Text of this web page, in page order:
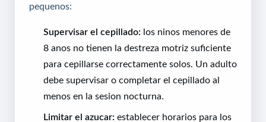
pequenos:
Supervisar el cepillado: los ninos menores de
8 anos no tienen la destreza motriz suficiente
para cepillarse correctamente solos. Un adulto
debe supervisar o completar el cepillado al
menos en la sesion nocturna.
Limitar el azucar: establecer horarios para los